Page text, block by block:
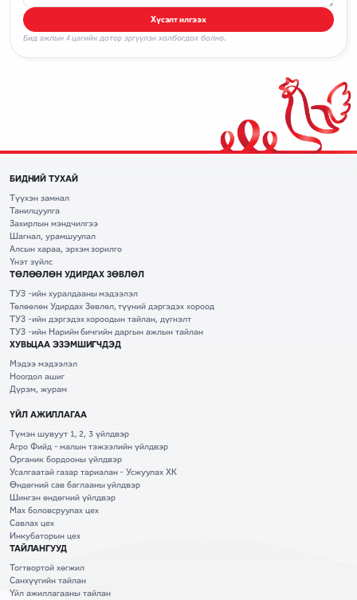
Хүсэлт илгээх
Бид ажлын 4 цагийн дотор эргүүлэн холбогдох болно.
БИДНИЙ ТУХАЙ
Түүхэн замнал
Танилцуулга
Захирлын мэндчилгээ
Шагнал, урамшуулал
Алсын хараа, эрхэм зорилго
Үнэт зүйлс
ТӨЛӨӨЛӨН УДИРДАХ ЗӨВЛӨЛ
ТУЗ -ийн хуралдааны мэдээлэл
Төлөөлөн Удирдах Зөвлөл, түүний дэргэдэх хороод
ТУЗ -ийн дэргэдэх хороодын тайлан, дүгнэлт
ТУЗ -ийн Нарийн бичгийн даргын ажлын тайлан
ХУВЬЦАА ЭЗЭМШИГЧДЭД
Мэдээ мэдээлэл
Ноогдол ашиг
Дүрэм, журам
ҮЙЛ АЖИЛЛАГАА
Түмэн шувуут 1, 2, 3 үйлдвэр
Агро Фийд - малын тэжээлийн үйлдвэр
Органик бордооны үйлдвэр
Усалгаатай газар тариалан - Усжуулах ХК
Өндөгний сав баглааны үйлдвэр
Шингэн өндөгний үйлдвэр
Мах боловсруулах цех
Савлах цех
Инкубаторын цех
ТАЙЛАНГУУД
Тогтвортой хөгжил
Санхүүгийн тайлан
Үйл ажиллагааны тайлан